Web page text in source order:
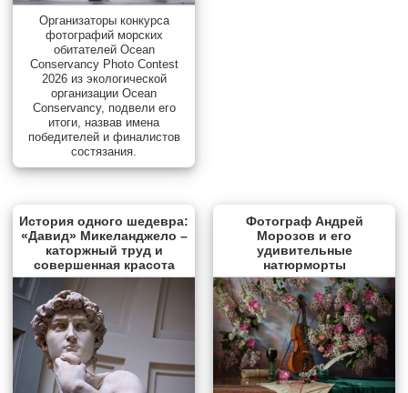
Организаторы конкурса
фотографий морских
обитателей Ocean
Conservancy Photo Contest
2026 из экологической
организации Ocean
Conservancy, подвели его
итоги, назвав имена
победителей и финалистов
состязания.
История одного шедевра:
«Давид» Микеланджело –
каторжный труд и
совершенная красота
Фотограф Андрей
Морозов и его
удивительные
натюрморты